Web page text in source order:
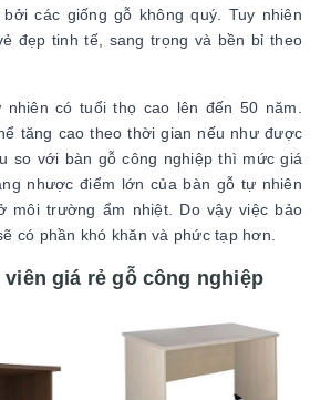
các giống gỗ không quý. Tuy nhiên
đẹp tinh tế, sang trọng và bền bỉ theo
có tuổi thọ cao lên đến 50 năm.
tăng cao theo thời gian nếu như được
so với bàn gỗ công nghiệp thì mức giá
nhược điểm lớn của bàn gỗ tự nhiên
môi trường ẩm nhiệt. Do vậy việc bảo
có phần khó khăn và phức tạp hơn.
viên giá rẻ gỗ công nghiệp